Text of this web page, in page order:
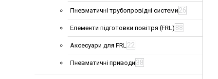
Пневматичні трубопровідні системи 26
Елементи підготовки повітря (FRL) 88
Аксесуари для FRL22
Пневматичні приводи 38